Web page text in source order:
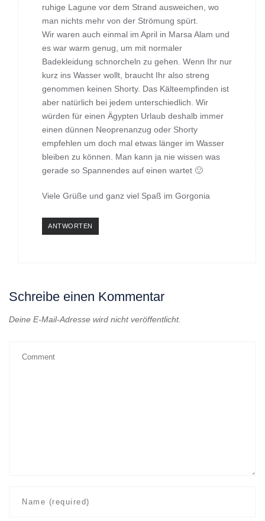
ruhige Lagune vor dem Strand ausweichen, wo
man nichts mehr von der Strömung spürt.
Wir waren auch einmal im April in Marsa Alam und
es war warm genug, um mit normaler
Badekleidung schnorcheln zu gehen. Wenn Ihr nur
kurz ins Wasser wollt, braucht Ihr also streng
genommen keinen Shorty. Das Kälteempfinden ist
aber natürlich bei jedem unterschiedlich. Wir
würden für einen Ägypten Urlaub deshalb immer
einen dünnen Neoprenanzug oder Shorty
empfehlen um doch mal etwas länger im Wasser
bleiben zu können. Man kann ja nie wissen was
gerade so Spannendes auf einen wartet 🙂
Viele Grüße und ganz viel Spaß im Gorgonia
ANTWORTEN
Schreibe einen Kommentar
Deine E-Mail-Adresse wird nicht veröffentlicht.